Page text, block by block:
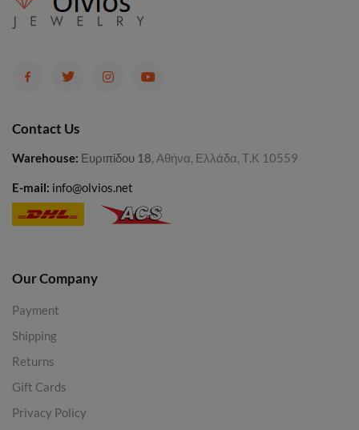
Contact Us
Warehouse: Ευριπίδου 18, Αθήνα, Ελλάδα, Τ.Κ 10559
E-mail: info@olvios.net
Our Company
Payment
Shipping
Returns
Gift Cards
Privacy Policy